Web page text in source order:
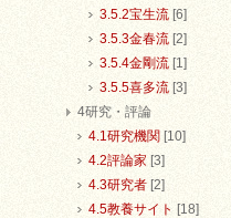
3.5.2宝生流 [6]
3.5.3金春流 [2]
3.5.4金剛流 [1]
3.5.5喜多流 [3]
4研究・評論
4.1研究機関 [10]
4.2評論家 [3]
4.3研究者 [2]
4.5教養サイト [18]